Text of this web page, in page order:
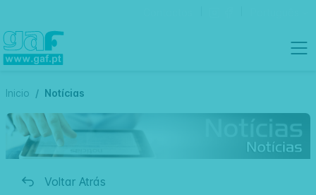
Inicio Notícias
Voltar Atrás